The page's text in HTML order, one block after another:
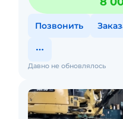
Позвонить
Давно не обновлялось